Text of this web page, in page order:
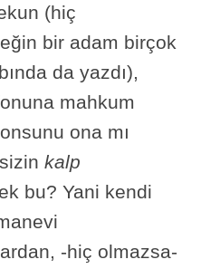
(hiç
bir adam birçok
da yazdı),
mahkum
ona mı
kalp
bu? Yani kendi
-hiç olmazsa-